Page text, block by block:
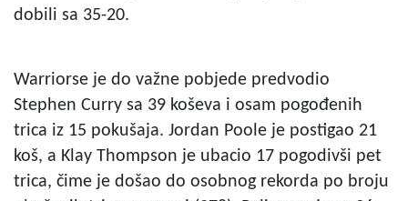
dobili sa 35-20.
Warriorse je do važne pobjede predvodio
Stephen Curry sa 39 koševa i osam pogođenih
trica iz 15 pokušaja. Jordan Poole je postigao 21
koš, a Klay Thompson je ubacio 17 pogodivši pet
trica, čime je došao do osobnog rekorda po broju